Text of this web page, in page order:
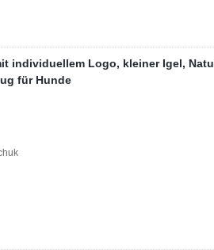
individuellem Logo, kleiner Igel,
für Hunde